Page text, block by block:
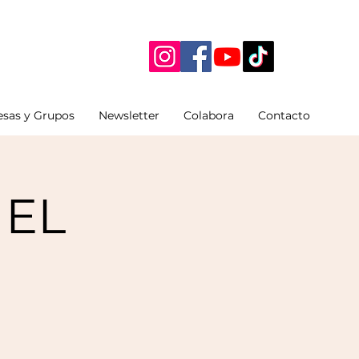
y Grupos Newsletter Colabora Contacto